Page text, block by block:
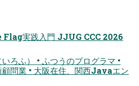
Flag実践入門 JJUG CCC 2026
ろふ） • ふつうのプログラマ •
問業 • 大阪在住、関西Javaエン